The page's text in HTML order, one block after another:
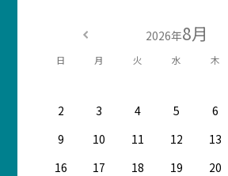
2026年8月
日 月 火 水 木
2
3 4 5 6
9
10 11 12 13
16
17 18 19 20